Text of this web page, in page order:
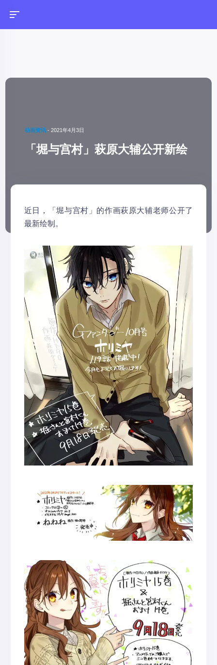
动画资讯 -2021年4月3日
「堀与宫村」萩原大辅公开新绘
近日，「堀与宫村」的作画萩原大辅老师公开了
最新绘制。